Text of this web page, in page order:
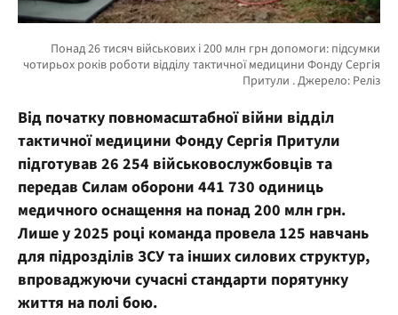
Від початку повномасштабної війни відділ
тактичної медицини Фонду Сергія Притули
підготував 26 254 військовослужбовців та
передав Силам оборони 441 730 одиниць
медичного оснащення на понад 200 млн грн.
Лише у 2025 році команда провела 125 навчань
для підрозділів ЗСУ та інших силових структур,
впроваджуючи сучасні стандарти порятунку
життя на полі бою.